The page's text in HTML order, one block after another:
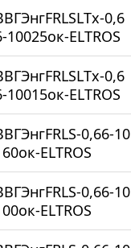
0,6
10025ок-ELTROS
0,6
10015ок-ELTROS
0,66-10
ELTROS
0,66-10
ELTROS